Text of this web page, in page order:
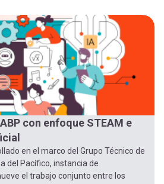
con enfoque STEAM e
en el marco del Grupo Técnico de
del Pacífico, instancia de
el trabajo conjunto entre los